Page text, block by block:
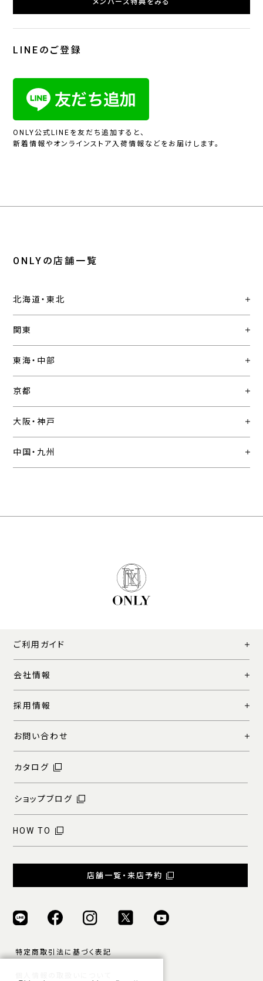
メンバーズ特典をみる
LINEのご登録
ONLY公式LINEを友だち追加すると、
新着情報やオンラインストア入荷情報などをお届けします。
ONLYの店舗一覧
北海道・東北
関東
東海・中部
京都
大阪・神戸
中国・九州
ご利用ガイド
会社情報
採用情報
お問い合わせ
カタログ
ショップブログ
HOW TO
店舗一覧・来店予約
特定商取引法に基づく表記